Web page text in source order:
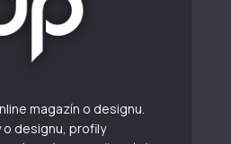
magazín o designu.
designu, profily